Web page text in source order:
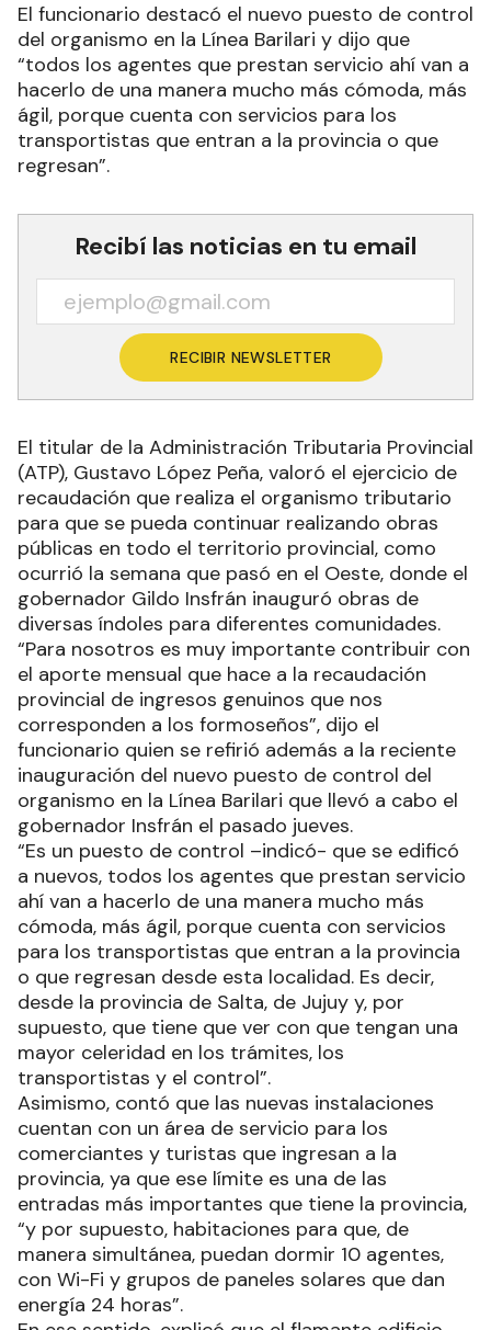
El funcionario destacó el nuevo puesto de control
del organismo en la Línea Barilari y dijo que
“todos los agentes que prestan servicio ahí van a
hacerlo de una manera mucho más cómoda, más
ágil, porque cuenta con servicios para los
transportistas que entran a la provincia o que
regresan”.
Recibí las noticias en tu email
RECIBIR NEWSLETTER
El titular de la Administración Tributaria Provincial
(ATP), Gustavo López Peña, valoró el ejercicio de
recaudación que realiza el organismo tributario
para que se pueda continuar realizando obras
públicas en todo el territorio provincial, como
ocurrió la semana que pasó en el Oeste, donde el
gobernador Gildo Insfrán inauguró obras de
diversas índoles para diferentes comunidades.
“Para nosotros es muy importante contribuir con
el aporte mensual que hace a la recaudación
provincial de ingresos genuinos que nos
corresponden a los formoseños”, dijo el
funcionario quien se refirió además a la reciente
inauguración del nuevo puesto de control del
organismo en la Línea Barilari que llevó a cabo el
gobernador Insfrán el pasado jueves.
“Es un puesto de control –indicó- que se edificó
a nuevos, todos los agentes que prestan servicio
ahí van a hacerlo de una manera mucho más
cómoda, más ágil, porque cuenta con servicios
para los transportistas que entran a la provincia
o que regresan desde esta localidad. Es decir,
desde la provincia de Salta, de Jujuy y, por
supuesto, que tiene que ver con que tengan una
mayor celeridad en los trámites, los
transportistas y el control”.
Asimismo, contó que las nuevas instalaciones
cuentan con un área de servicio para los
comerciantes y turistas que ingresan a la
provincia, ya que ese límite es una de las
entradas más importantes que tiene la provincia,
“y por supuesto, habitaciones para que, de
manera simultánea, puedan dormir 10 agentes,
con Wi-Fi y grupos de paneles solares que dan
energía 24 horas”.